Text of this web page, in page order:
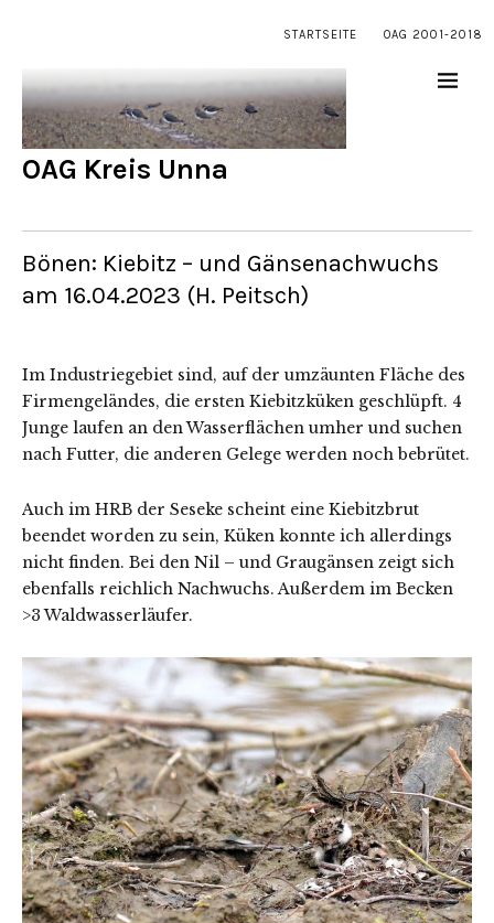
STARTSEITE OAG 2001-2018
OAG Kreis Unna
Bönen: Kiebitz – und Gänsenachwuchs
am 16.04.2023 (H. Peitsch)
Im Industriegebiet sind, auf der umzäunten Fläche des
Firmengeländes, die ersten Kiebitzküken geschlüpft. 4
Junge laufen an den Wasserflächen umher und suchen
nach Futter, die anderen Gelege werden noch bebrütet.
Auch im HRB der Seseke scheint eine Kiebitzbrut
beendet worden zu sein, Küken konnte ich allerdings
nicht finden. Bei den Nil – und Graugänsen zeigt sich
ebenfalls reichlich Nachwuchs. Außerdem im Becken
>3 Waldwasserläufer.